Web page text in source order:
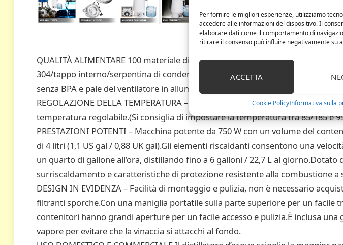
Per fornire le migliori esperienze, utilizziamo
accedere alle informazioni del dispositivo. Il
elaborare dati come il comportamento di
ritirare il consenso può influire negativamente su
ACCETTA
Cookie PolicyInformativa sulla
QUALITÀ ALIMENTARE 100 materiale di buona qualità Serbatoio interno in
304/tappo interno/serpentina di condensazione/uscita acqua/ingresso acqua,
senza BPA e pale del ventilatore in alluminio.Pulizia igienica e facile.
REGOLAZIONE DELLA TEMPERATURA – Il distillatore da tavolo è dotato di
temperatura regolabile.(Si consiglia di impostare la temperatura tra 85/185 e
PRESTAZIONI POTENTI – Macchina potente da 750 W con un volume del
di 4 litri (1,1 US gal / 0,88 UK gal).Gli elementi riscaldanti consentono una
un quarto di gallone all’ora, distillando fino a 6 galloni / 22,7 L al
surriscaldamento e caratteristiche di protezione resistente alla combustione a
DESIGN IN EVIDENZA – Facilità di montaggio e pulizia, non è necessario
filtranti sporche.Con una maniglia portatile sulla parte superiore per un facile
contenitori hanno grandi aperture per un facile accesso e pulizia.È inclusa una
vapore per evitare che la vinaccia si attacchi al fondo.